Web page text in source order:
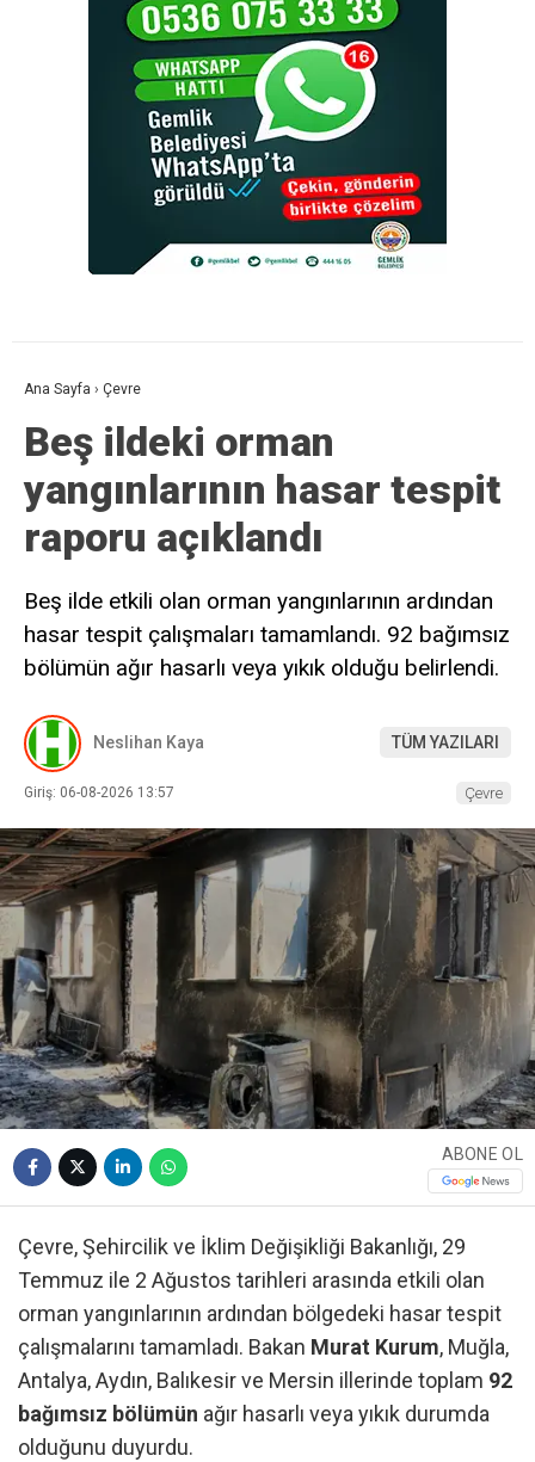
Ana Sayfa › Çevre
Beş ildeki orman
yangınlarının hasar tespit
raporu açıklandı
Beş ilde etkili olan orman yangınlarının ardından
hasar tespit çalışmaları tamamlandı. 92 bağımsız
bölümün ağır hasarlı veya yıkık olduğu belirlendi.
Neslihan Kaya TÜM YAZILARI
Giriş: 06-08-2026 13:57 Çevre
ABONE OL
Çevre, Şehircilik ve İklim Değişikliği Bakanlığı, 29
Temmuz ile 2 Ağustos tarihleri arasında etkili olan
orman yangınlarının ardından bölgedeki hasar tespit
çalışmalarını tamamladı. Bakan Murat Kurum, Muğla,
Antalya, Aydın, Balıkesir ve Mersin illerinde toplam 92
bağımsız bölümün ağır hasarlı veya yıkık durumda
olduğunu duyurdu.